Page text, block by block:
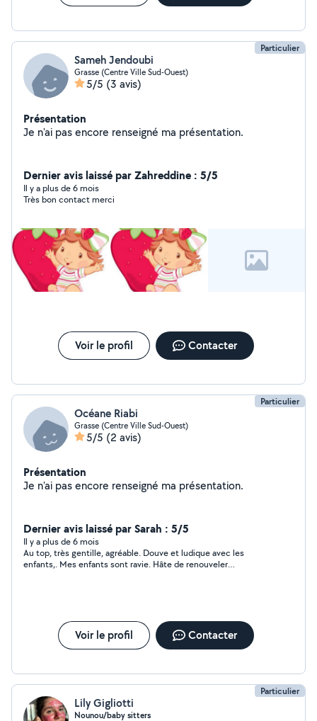
Particulier
Sameh Jendoubi
Grasse (Centre Ville Sud-Ouest)
5/5 (3 avis)
Présentation
Je n'ai pas encore renseigné ma présentation.
Dernier avis laissé par Zahreddine : 5/5
Il y a plus de 6 mois
Très bon contact merci
Voir le profil Contacter
Particulier
Océane Riabi
Grasse (Centre Ville Sud-Ouest)
5/5 (2 avis)
Présentation
Je n'ai pas encore renseigné ma présentation.
Dernier avis laissé par Sarah : 5/5
Il y a plus de 6 mois
Au top, très gentille, agréable. Douve et ludique avec les
enfants,. Mes enfants sont ravie. Hâte de renouveler
Voir le profil Contacter
Particulier
Lily Gigliotti
Nounou/baby sitters